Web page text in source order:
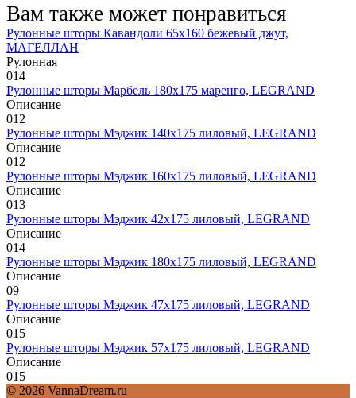
Вам также может понравиться
Рулонные шторы Кавандоли 65х160 бежевый джут,
МАГЕЛЛАН
Рулонная
014
Рулонные шторы Марбель 180х175 маренго, LEGRAND
Описание
012
Рулонные шторы Мэджик 140х175 лиловый, LEGRAND
Описание
012
Рулонные шторы Мэджик 160х175 лиловый, LEGRAND
Описание
013
Рулонные шторы Мэджик 42х175 лиловый, LEGRAND
Описание
014
Рулонные шторы Мэджик 180х175 лиловый, LEGRAND
Описание
09
Рулонные шторы Мэджик 47х175 лиловый, LEGRAND
Описание
015
Рулонные шторы Мэджик 57х175 лиловый, LEGRAND
Описание
015
© 2026 VannaDream.ru